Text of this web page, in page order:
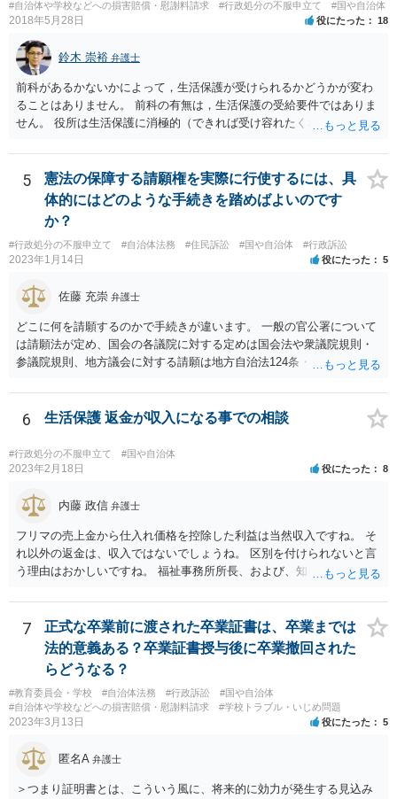
#自治体や学校などへの損害賠償・慰謝料請求 #行政処分の不服申立て #国や自治体
2018年5月28日 役にたった 18
鈴木 崇裕 弁護士
前科があるかないかによって，生活保護が受けられるかどうかが変わ
ることはありません。 前科の有無は，生活保護の受給要件ではありま
せん。 役所は生活保護に消極的（できれば受け容れたくない）な姿勢
と説明しましょう。
5
憲法の保障する請願権を実際に行使するには、具
体的にはどのような手続きを踏めばよいのです
か？
#行政処分の不服申立て #自治体法務 #住民訴訟 #国や自治体 #行政訴訟
2023年1月14日 役にたった 5
佐藤 充崇 弁護士
どこに何を請願するのかで手続きが違います。 一般の官公署について
は請願法が定め、国会の各議院に対する定めは国会法や衆議院規則・
参議院規則、地方議会に対する請願は地方自治法124条・125条が定め
スムースかと思います。
6 生活保護 返金が収入になる事での相談
#行政処分の不服申立て #国や自治体
2023年2月18日 役にたった 8
内藤 政信 弁護士
フリマの売上金から仕入れ価格を控除した利益は当然収入ですね。 そ
れ以外の返金は、収入ではないでしょうね。 区別を付けられないと言
う理由はおかしいですね。 福祉事務所所長、および、知事、および、
でしょう。
7
正式な卒業前に渡された卒業証書は、卒業までは
法的意義ある？卒業証書授与後に卒業撤回された
らどうなる？
#教育委員会・学校 #自治体法務 #行政訴訟
#国や自治体
#自治体や学校などへの損害賠償・慰謝料請求
#学校トラブル・いじめ問題
2023年3月13日 役にたった 5
匿名A 弁護士
＞つまり証明書とは、こういう風に、将来的に効力が発生する見込み